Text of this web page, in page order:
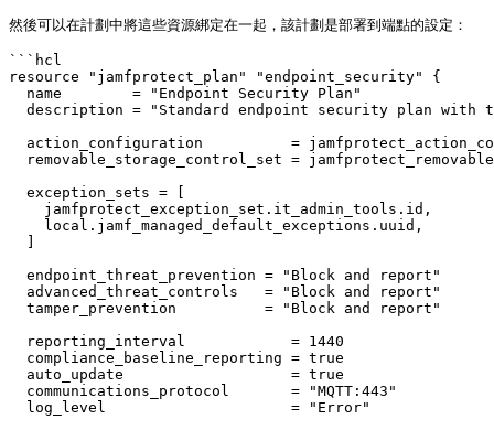
然後可以在計劃中將這些資源綁定在一起，該計劃是部署到端點的設定：
```hcl
resource "jamfprotect_plan" "endpoint_security" {
  name        = "Endpoint Security Plan"
description = "Standard endpoint security plan with
action_configuration          =
removable_storage_control_set =
  exception_sets = [
    jamfprotect_exception_set.it_admin_tools.id,
    local.jamf_managed_default_exceptions.uuid,
  endpoint_threat_prevention = "Block and report"
  advanced_threat_controls   = "Block and report"
  tamper_prevention          = "Block and report"
  reporting_interval            = 1440
  compliance_baseline_reporting = true
  auto_update                   = true
  communications_protocol       = "MQTT:443"
  log_level                     = "Error"